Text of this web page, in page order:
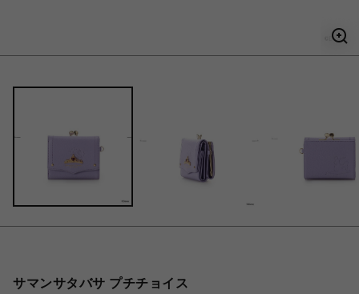
サマンサタバサ プチチョイス